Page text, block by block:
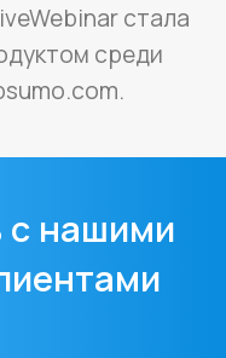
стала
среди
с нашими